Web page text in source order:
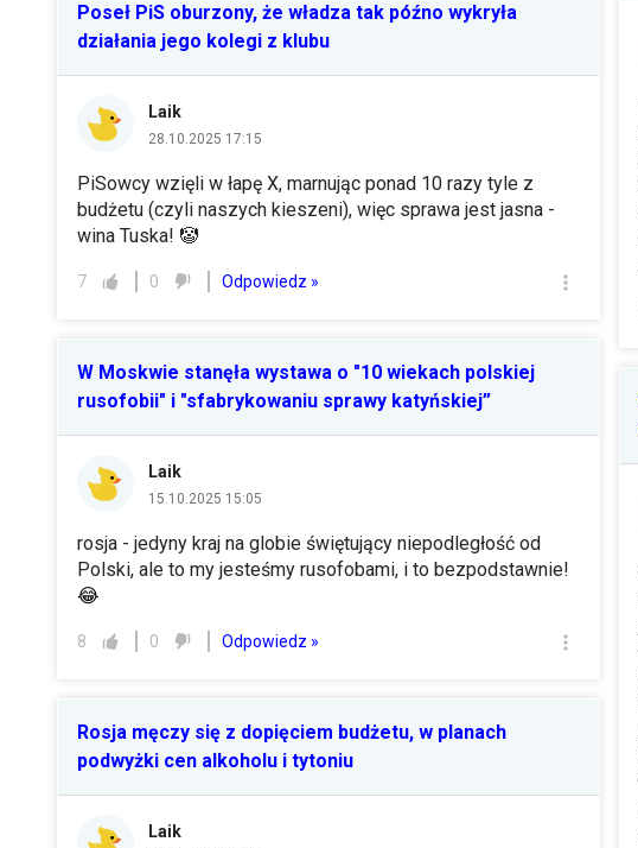
Poseł PiS oburzony, że władza tak późno wykryła
działania jego kolegi z klubu
Laik
28.10.2025 17:15
PiSowcy wzięli w łapę X, marnując ponad 10 razy tyle z
budżetu (czyli naszych kieszeni), więc sprawa jest jasna -
wina Tuska! 🤡
7 0 Odpowiedz »
W Moskwie stanęła wystawa o "10 wiekach polskiej
rusofobii" i "sfabrykowaniu sprawy katyńskiej”
Laik
15.10.2025 15:05
rosja - jedyny kraj na globie świętujący niepodległość od
Polski, ale to my jesteśmy rusofobami, i to bezpodstawnie!
😂
8 0 Odpowiedz »
Rosja męczy się z dopięciem budżetu, w planach
podwyżki cen alkoholu i tytoniu
Laik